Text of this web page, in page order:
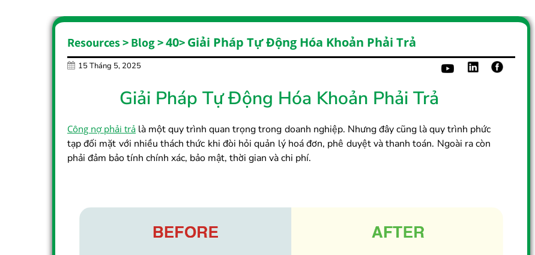
Resources > Blog >40>Giải Pháp Tự Động Hóa Khoản Phải Trả
15 Tháng 5, 2025
Giải Pháp Tự Động Hóa Khoản Phải Trả
Công nợ phải trả là một quy trình quan trọng trong doanh nghiệp. Nhưng đây cũng là quy trình phức
tạp đối mặt với nhiều thách thức khi đòi hỏi quản lý hoá đơn, phê duyệt và thanh toán. Ngoài ra còn
phải đảm bảo tính chính xác, bảo mật, thời gian và chi phí.